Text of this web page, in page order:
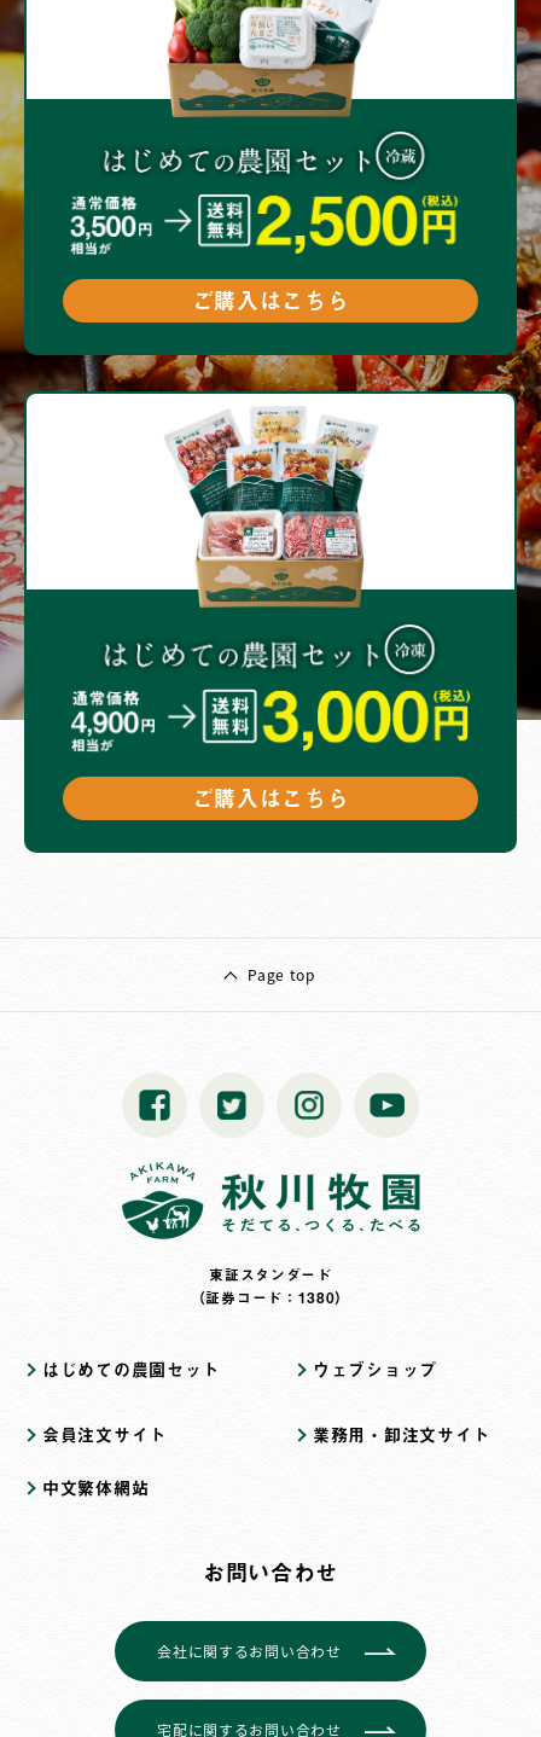
ご購入はこちら
ご購入はこちら
Page top
東証スタンダード
（証券コード：1380）
はじめての農園セット ウェブショップ
会員注文サイト 業務用・卸注文サイト
中文繁体網站
お問い合わせ
会社に関するお問い合わせ
宅配に関するお問い合わせ